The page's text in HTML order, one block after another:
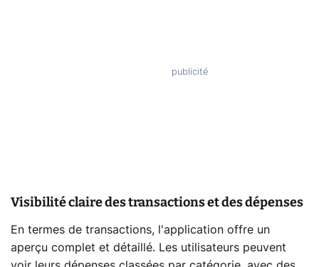
Visibilité claire des transactions et des dépenses
En termes de transactions, l'application offre un
aperçu complet et détaillé. Les utilisateurs peuvent